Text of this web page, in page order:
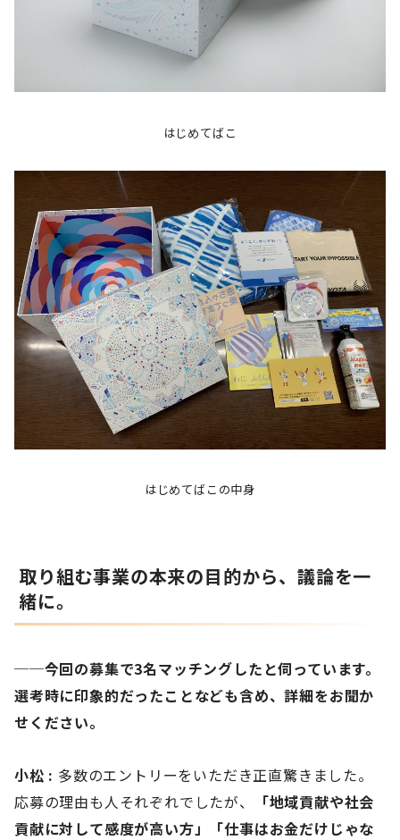
はじめてばこ
はじめてばこの中身
取り組む事業の本来の目的から、議論を一
緒に。
──今回の募集で3名マッチングしたと伺っています。
選考時に印象的だったことなども含め、詳細をお聞か
せください。
小松 : 多数のエントリーをいただき正直驚きました。
応募の理由も人それぞれでしたが、
「地域貢献や社会
貢献に対して感度が高い方」「仕事はお金だけじゃな